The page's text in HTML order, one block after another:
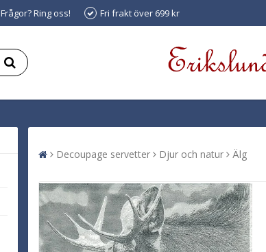
Frågor? Ring oss! Fri frakt över 699 kr
Decoupage servetter Djur och natur Älg